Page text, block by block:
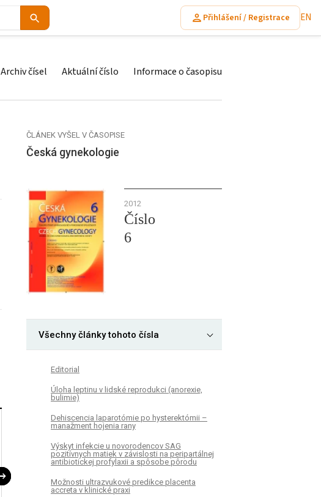
Přihlášení / Registrace EN
Archiv čísel Aktuální číslo Informace o časopisu
Dehiscencia laparotómie po
ČLÁNEK VYŠEL V ČASOPISE
Česká gynekologie
2012
Číslo
6
Všechny články tohoto čísla
Editorial
Úloha leptinu v lidské reprodukci (anorexie,
bulimie)
Dehiscencia laparotómie po hysterektómii –
manažment hojenia rany
Výskyt infekcie u novorodencov SAG
pozitívnych matiek v závislosti na peripartálnej
antibiotickej profylaxii a spôsobe pôrodu
Možnosti ultrazvukové predikce placenta
accreta v klinické praxi